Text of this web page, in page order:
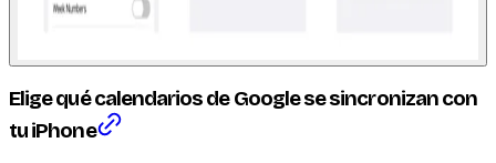
Elige qué calendarios de Google se sincronizan con
tu iPhone